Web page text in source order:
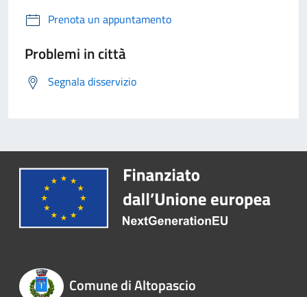
Prenota un appuntamento
Problemi in città
Segnala disservizio
Comune di Altopascio